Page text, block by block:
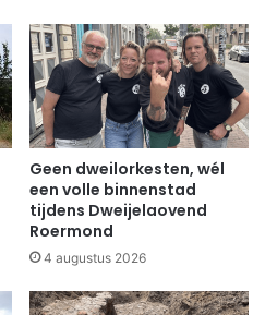
Geen dweilorkesten, wél
een volle binnenstad
tijdens Dweijelaovend
Roermond
4 augustus 2026